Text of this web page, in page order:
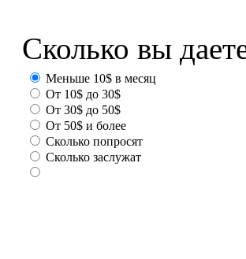
Сколько вы
Меньше 10$ в месяц
От 10$ до 30$
От 30$ до 50$
От 50$ и более
Сколько попросят
Сколько заслужат